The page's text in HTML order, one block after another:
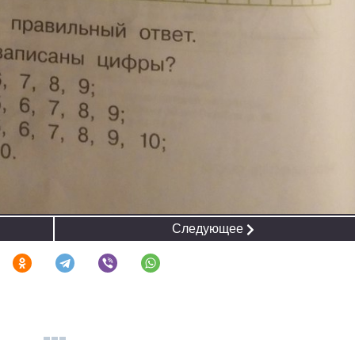
Следующее